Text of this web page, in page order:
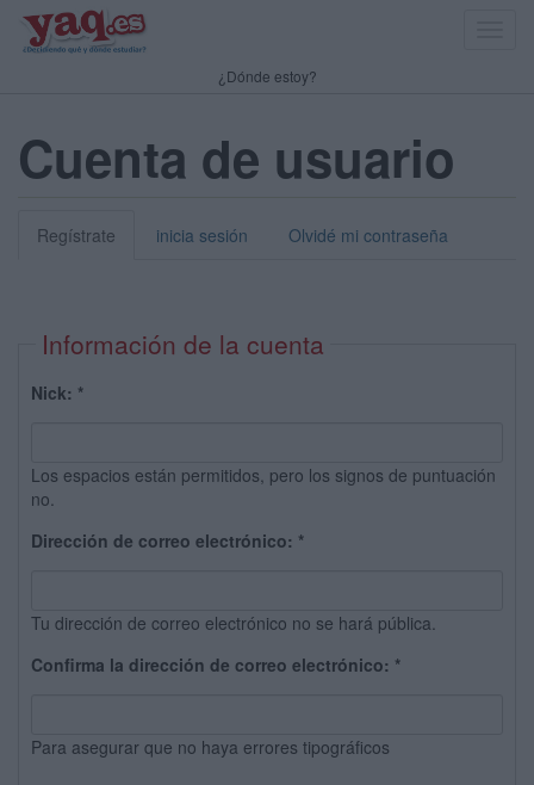
¿Dónde estoy?
Cuenta de usuario
Regístrate inicia sesión Olvidé mi contraseña
Información de la cuenta
Nick: *
Los espacios están permitidos, pero los signos de puntuación
no.
Dirección de correo electrónico: *
Tu dirección de correo electrónico no se hará pública.
Confirma la dirección de correo electrónico: *
Para asegurar que no haya errores tipográficos